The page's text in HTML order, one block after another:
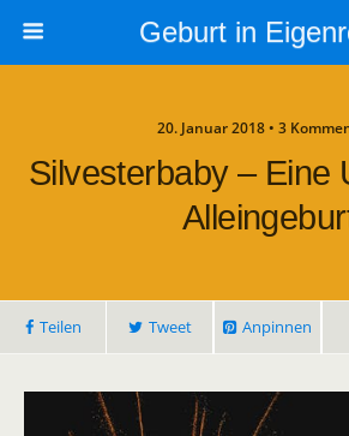
Geburt in
20. Januar 2018 • 3
Silvesterbaby – Eine
Teilen Tweet Anpinnen